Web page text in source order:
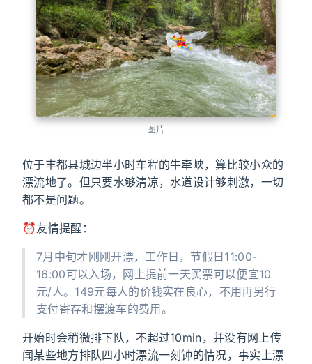
图片
位于丰都县城边半小时车程的牛牵峡，算比较小众的
漂流地了。但只要水够清凉，水道设计够刺激，一切
都不是问题。
⏰友情提醒：
7月中旬才刚刚开漂，工作日，节假日11:00-
16:00可以入场，网上提前一天买票可以便宜10
元/人。149元每人的价钱实在良心，不用再另行
支付寄存和摆渡车的费用。
开始时会稍微排下队，不超过10min，并没有网上传
闻某些地方排队四小时漂流一刻钟的情况，事实上漂